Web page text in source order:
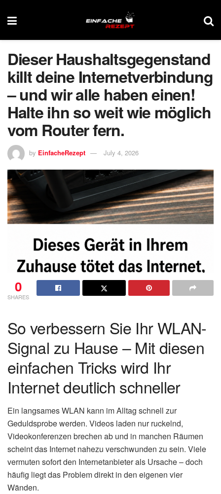
Dieser Haushaltsgegenstand
killt deine Internetverbindung
– und wir alle haben einen!
Halte ihn so weit wie möglich
vom Router fern.
by EinfacheRezept July 4, 2026
0
SHARES
So verbessern Sie Ihr WLAN-
Signal zu Hause – Mit diesen
einfachen Tricks wird Ihr
Internet deutlich schneller
Ein langsames WLAN kann im Alltag schnell zur
Geduldsprobe werden. Videos laden nur ruckelnd,
Videokonferenzen brechen ab und in manchen Räumen
scheint das Internet nahezu verschwunden zu sein. Viele
vermuten sofort den Internetanbieter als Ursache – doch
häufig liegt das Problem direkt in den eigenen vier
Wänden.